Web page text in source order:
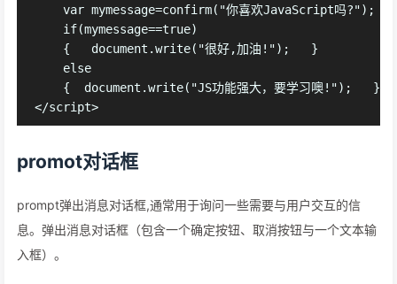
    var mymessage=confirm("你喜欢JavaScript吗?");
    if(mymessage==true)
    {   document.write("很好,加油!");   }
    else
    {  document.write("JS功能强大，要学习噢!");   }
promot对话框
prompt弹出消息对话框,通常用于询问一些需要与用户交互的信
息。弹出消息对话框（包含一个确定按钮、取消按钮与一个文本输
入框）。